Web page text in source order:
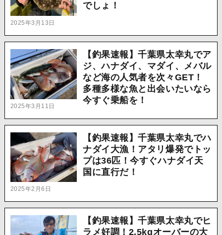
2025年3月13日
でしょ！
2025年3月11日
【釣果速報】千葉県太幸丸でア
ジ、ハナダイ、マダイ、メバル
など海の人気者を次々GET！
多種多様な魚と出会いたいなら
今すぐ乗船を！
2025年2月6日
【釣果速報】千葉県太幸丸でハ
ナダイ大漁！アタリ爆発でトッ
プは36匹！今すぐハナダイ天
国に直行だ！
【釣果速報】千葉県太幸丸でヒ
ラメ好調！2.5kgオーバーの大